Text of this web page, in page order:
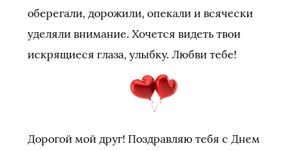
оберегали, дорожили, опекали и всячески
уделяли внимание. Хочется видеть твои
искрящиеся глаза, улыбку. Любви тебе!
Дорогой мой друг! Поздравляю тебя с Днем